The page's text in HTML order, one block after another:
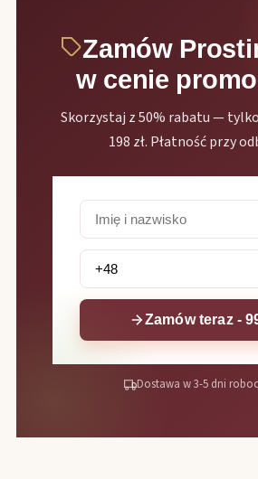
Zamów
w cenie
Skorzystaj z 50% rabatu —
198 zł. Płatność przy
Zamów teraz -
Dostawa w 3-5 dni